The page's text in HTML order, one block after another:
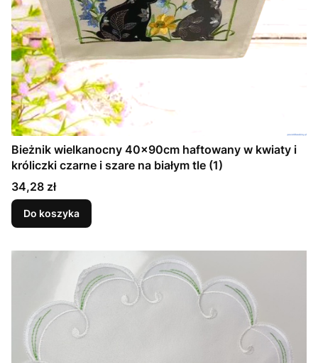
Bieżnik wielkanocny 40x90cm haftowany w kwiaty i
króliczki czarne i szare na białym tle (1)
Cena
34,28 zł
Do koszyka